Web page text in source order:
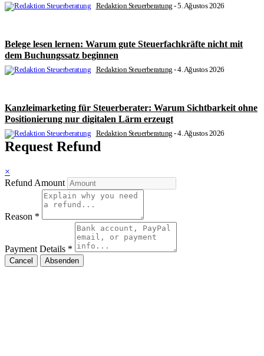
Redaktion Steuerberatung -5. Ağustos 2026
Belege lesen lernen: Warum gute Steuerfachkräfte nicht mit
dem Buchungssatz beginnen
Redaktion Steuerberatung -4. Ağustos 2026
Kanzleimarketing für Steuerberater: Warum Sichtbarkeit ohne
Positionierung nur digitalen Lärm erzeugt
Redaktion Steuerberatung -4. Ağustos 2026
Request Refund
×
Refund Amount
Reason *
Payment Details *
Cancel Absenden